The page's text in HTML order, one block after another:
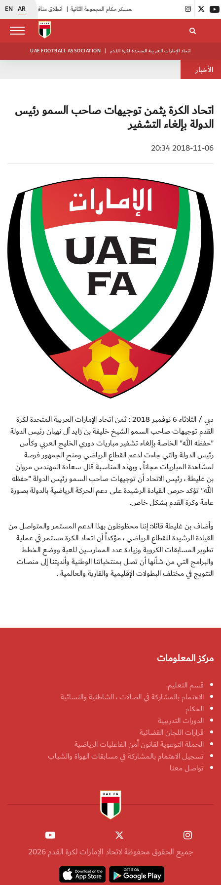
EN AR انطلاق منافسات بطولة النخبة لحرس الرئاسة |
UAE FOOTBALL ASSOCIATION | اتحاد الإمارات العربية المتحدة لكرة القدم
الأخبار
اتحاد الكرة يثمن توجيهات صاحب السمو رئيس
الدولة بإلغاء التشفير
2018-11-06 20:34
دبي / الثلاثاء 6 نوفمبر 2018 : ثمن اتحاد الإمارات العربية المتحدة لكرة
القدم توجيهات صاحب السمو الشيخ خليفة بن زايد آل نهيان رئيس الدولة
"حفظه الله" الخاصة بإلغاء تشفير مباريات دوري الخليج العربي وكأس
رئيس الدولة والتي جاءت لدعم القطاع الرياضي ومنح الجمهور فرصة
لمشاهدة المباريات مجاناً , وبهذه المناسبة قال سعادة المهندس مروان
بن غليطة ، رئيس الاتحاد أن توجيهات صاحب السمو رئيس الدولة "حفظه
الله" تؤكد حرص القيادة الرشيدة على دعم الحركة الرياضية بالدولة بصورة
عامة وكرة القدم بشكل خاص.
وأضاف بن غليطة قائلا: إننا محظوظون بهذا الدعم المستمر والمتواصل من
القيادة الرشيدة للقطاع الرياضي ، مؤكداً أن اتحاد الكرة مستمر في عملية
تطوير المسابقات الكروية وزيادة عدد الممارسين للعبة ووضع الخطط
والبرامج التي من شأنها أن تصل بمنتخباتنا الوطنية وأنديتنا إلى منصات
التتويج في مختلف البطولات الإقليمية والقارية والعالمية .
مركز المعلومات
قسم التعليم.
الاهتمام بالمشاركة في الصالات ، الشاطئية والنسائية
الحكام
الدورات التدريبية
قرارات اللجان القضائية
الحملة التوعوية لقانون أمن الفاعليات الرياضية
تسجيل الاهتمام بالمشاركة في مسابقات الهواة والشباب
تواصل معنا
جميع الحقوق محفوظة لاتحاد الإمارات لكرة القدم 2026